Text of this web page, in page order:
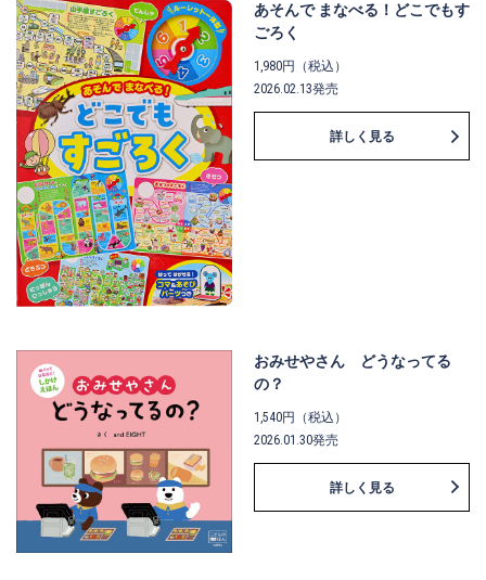
あそんで まなべる！どこでもす
ごろく
1,980円（税込）
2026.02.13発売
詳しく見る
おみせやさん どうなってる
の？
1,540円（税込）
2026.01.30発売
詳しく見る